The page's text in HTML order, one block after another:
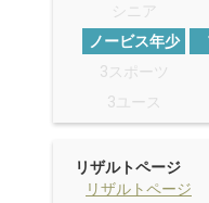
シニア
ノービス年少
3スポーツ
3ユース
リザルトページ
リザルトページ